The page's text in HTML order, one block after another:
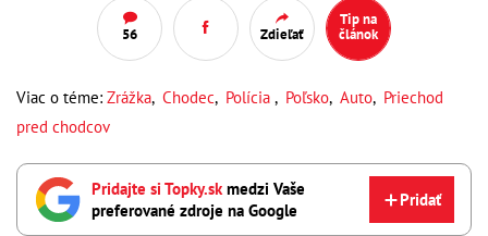
56 Zdieľať
Tip na
článok
Viac o téme: Zrážka, Chodec, Polícia , Poľsko, Auto, Priechod
pred chodcov
Pridajte si Topky.skmedzi Vaše
preferované zdroje na Google
Pridať